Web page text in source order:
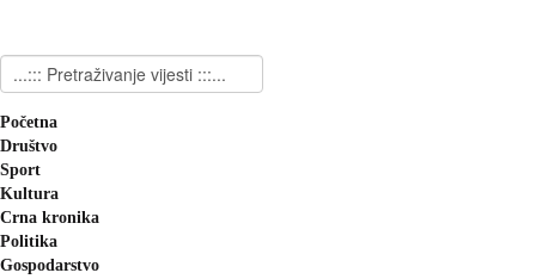
Početna
Društvo
Sport
Kultura
Crna kronika
Politika
Gospodarstvo